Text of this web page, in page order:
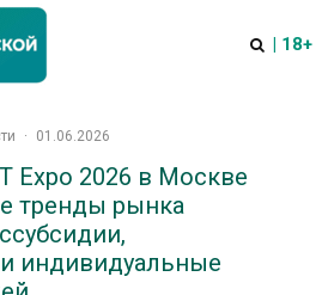
| 18+
· 01.06.2026
Expo 2026 в Москве
тренды рынка
индивидуальные